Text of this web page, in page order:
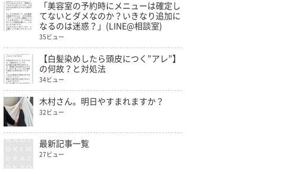
「美容室の予約時にメニューは確定し
てないとダメなのか？いきなり追加に
なるのは迷惑？」(LINE@相談室)
35ビュー
【白髪染めしたら頭皮につく”アレ”】
の何故？と対処法
34ビュー
木村さん。明日やすまれますか？
32ビュー
最新記事一覧
27ビュー